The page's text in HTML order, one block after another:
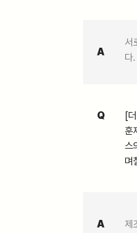
A
서
다
Q
[
훈
스
며
A
제